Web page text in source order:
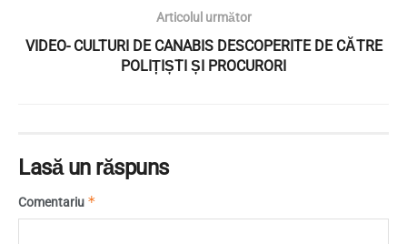
Articolul următor
VIDEO- CULTURI DE CANABIS DESCOPERITE DE CĂTRE
POLIȚIȘTI ȘI PROCURORI
Lasă un răspuns
Comentariu *